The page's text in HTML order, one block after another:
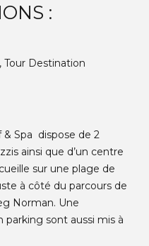
:
Tour Destination
& Spa dispose de 2
ainsi que d’un centre
sur une plage de
à côté du parcours de
Norman. Une
sont aussi mis à